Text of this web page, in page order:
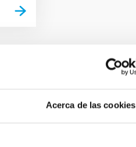
Acerca de las cookies
Core Scales